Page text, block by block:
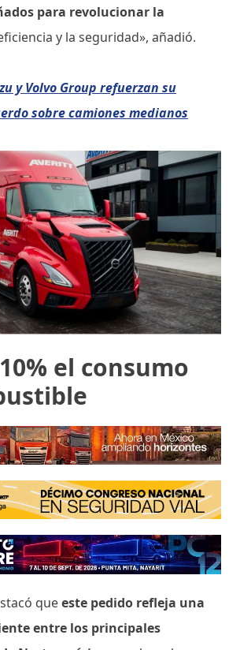
para revolucionar la
y la seguridad», añadió.
y Volvo Group refuerzan su
sobre camiones medianos
el consumo
queeste pedido refleja una
entre los principales